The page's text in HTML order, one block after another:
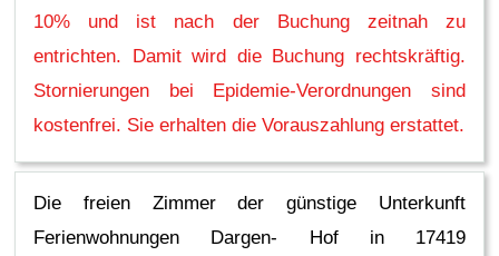
10% und ist nach der Buchung zeitnah zu
entrichten. Damit wird die Buchung rechtskräftig.
Stornierungen bei Epidemie-Verordnungen sind
kostenfrei. Sie erhalten die Vorauszahlung erstattet.
Die freien Zimmer der günstige Unterkunft
Ferienwohnungen Dargen- Hof in 17419